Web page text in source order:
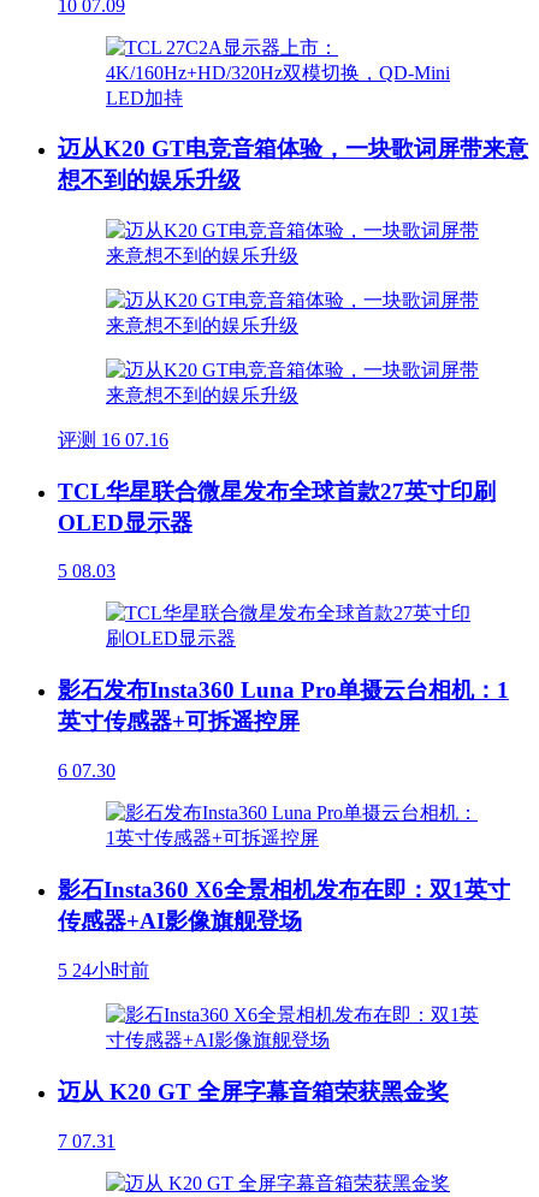
10 07.09
迈从K20 GT电竞音箱体验，一块歌词屏带来意
想不到的娱乐升级
评测 16 07.16
TCL华星联合微星发布全球首款27英寸印刷
OLED显示器
5 08.03
影石发布Insta360 Luna Pro单摄云台相机：1
英寸传感器+可拆遥控屏
6 07.30
影石Insta360 X6全景相机发布在即：双1英寸
传感器+AI影像旗舰登场
5 24小时前
迈从 K20 GT 全屏字幕音箱荣获黑金奖
7 07.31